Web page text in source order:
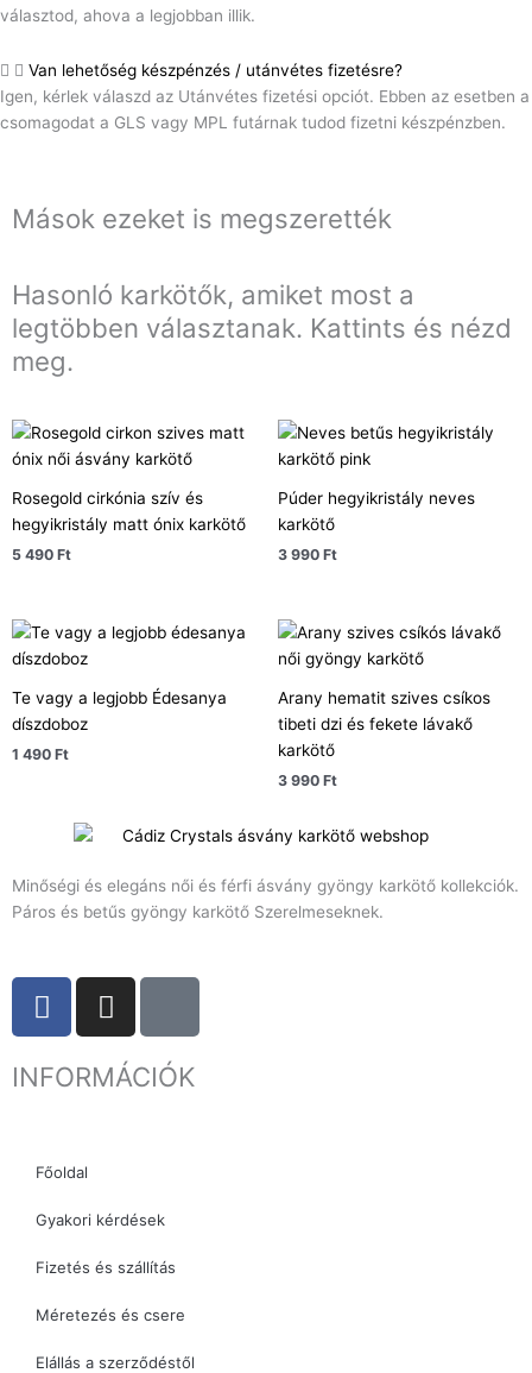
választod, ahova a legjobban illik.
Van lehetőség készpénzés / utánvétes fizetésre?
Igen, kérlek válaszd az Utánvétes fizetési opciót. Ebben az esetben a
csomagodat a GLS vagy MPL futárnak tudod fizetni készpénzben.
Mások ezeket is megszerették
Hasonló karkötők, amiket most a
legtöbben választanak. Kattints és nézd
meg.
Rosegold cirkónia szív és
hegyikristály matt ónix karkötő
5 490 Ft
Púder hegyikristály neves
karkötő
3 990 Ft
Te vagy a legjobb Édesanya
díszdoboz
1 490 Ft
Arany hematit szives csíkos
tibeti dzi és fekete lávakő
karkötő
3 990 Ft
Minőségi és elegáns női és férfi ásvány gyöngy karkötő kollekciók.
Páros és betűs gyöngy karkötő Szerelmeseknek.
F
a
e
o
I
n
t
m
t
INFORMÁCIÓK
Főoldal
Gyakori kérdések
Fizetés és szállítás
Méretezés és csere
Elállás a szerződéstől